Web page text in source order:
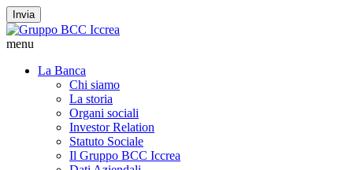
Invia
menu
La Banca
Chi siamo
La storia
Organi sociali
Investor Relation
Statuto Sociale
Il Gruppo BCC Iccrea